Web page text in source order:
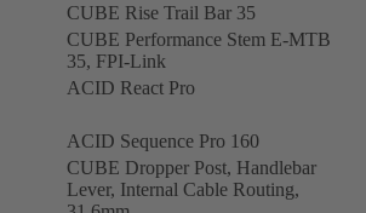
CUBE Rise Trail Bar 35
CUBE Performance Stem E-MTB
35, FPI-Link
ACID React Pro
ACID Sequence Pro 160
CUBE Dropper Post, Handlebar
Lever, Internal Cable Routing,